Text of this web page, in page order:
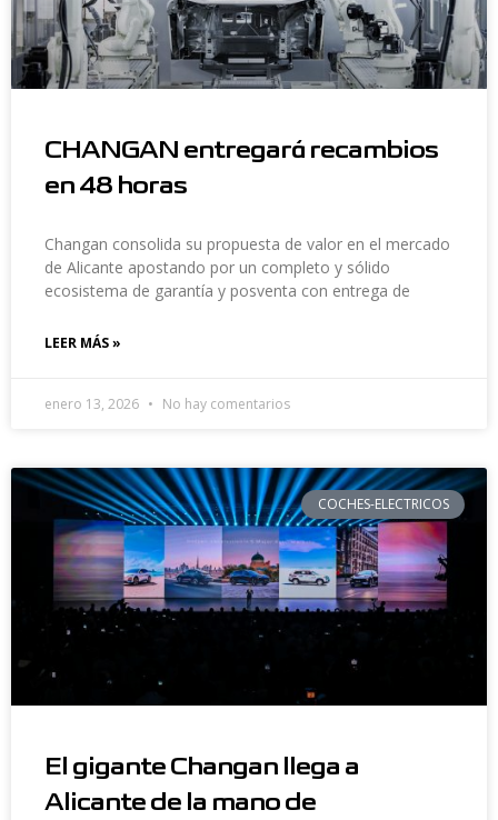
CHANGAN entregará recambios
en 48 horas
Changan consolida su propuesta de valor en el mercado
de Alicante apostando por un completo y sólido
ecosistema de garantía y posventa con entrega de
LEER MÁS »
enero 13, 2026 No hay comentarios
COCHES-ELECTRICOS
El gigante Changan llega a
Alicante de la mano de